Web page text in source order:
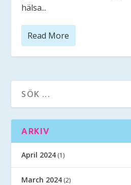
hälsa...
Read More
ARKIV
April 2024 (1)
March 2024 (2)